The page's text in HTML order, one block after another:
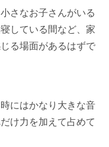
さなお子さんがいる
している間など、家
る場面があるはずで
にはかなり大きな音
け力を加えて占めて